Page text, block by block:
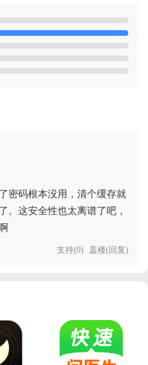
密码根本没用，清个缓存就
。这安全性也太离谱了吧，
支持(0) 盖楼(回复)